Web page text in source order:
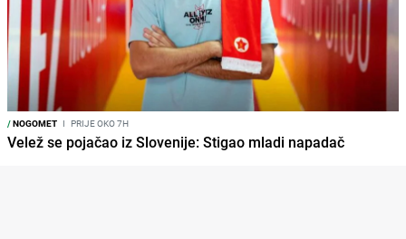
/NOGOMET I PRIJE OKO 7H
Velež se pojačao iz Slovenije: Stigao mladi napadač